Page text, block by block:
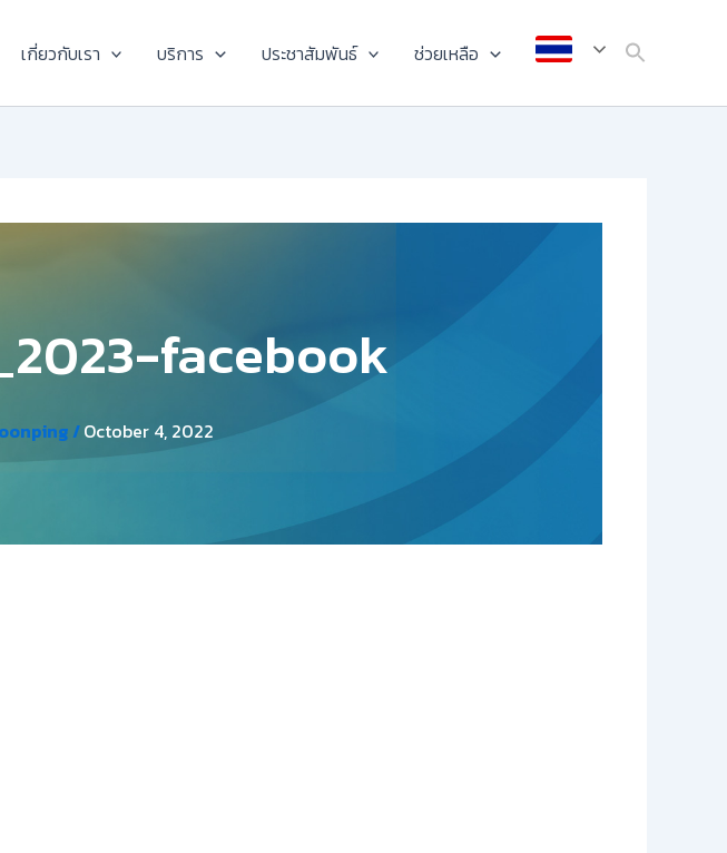
เกี่ยวกับเรา บริการ ประชาสัมพันธ์ ช่วยเหลือ
facebook
/October 4, 2022